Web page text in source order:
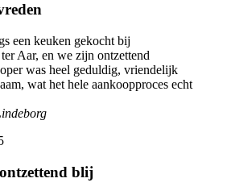
een keuken gekocht bij
Aar, en we zijn ontzettend
was heel geduldig, vriendelijk
wat het hele aankoopproces echt
blij